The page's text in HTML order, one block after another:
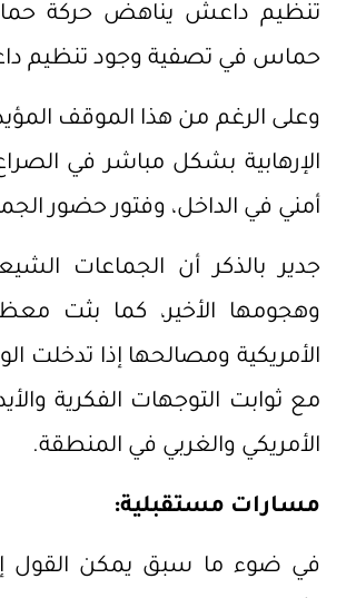
تنظيم داعش يناهض حركة
حماس في تصفية وجود تنظيم
وعلى الرغم من هذا الموقف
الإرهابية بشكل مباشر في
أمني في الداخل، وفتور حضور
جدير بالذكر أن الجماعات
وهجومها الأخير، كما بثت
الأمريكية ومصالحها إذا تدخلت
مع ثوابت التوجهات الفكرية
الأمريكي والغربي في المنطقة.
مسارات مستقبلية:
في ضوء ما سبق يمكن القول إن